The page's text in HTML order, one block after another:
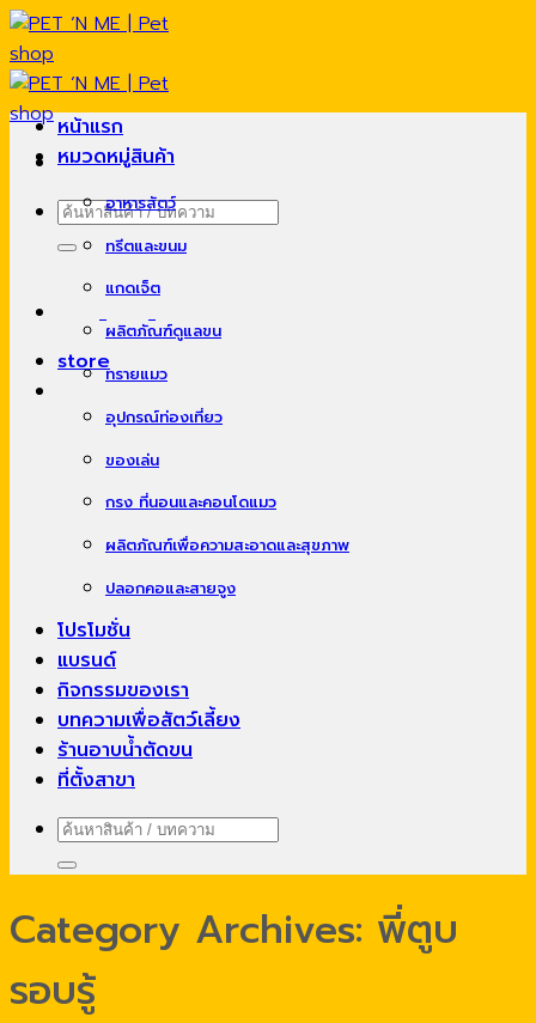
Skip
to
content
ค้นหา:
store
หน้าแรก
หมวดหมู่สินค้า
อาหารสัตว์
ทรีตและขนม
แกดเจ็ต
ผลิตภัณฑ์ดูแลขน
ทรายแมว
อุปกรณ์ท่องเที่ยว
ของเล่น
กรง ที่นอนและคอนโดแมว
ผลิตภัณฑ์เพื่อความสะอาดและสุขภาพ
ปลอกคอและสายจูง
โปรโมชั่น
แบรนด์
กิจกรรมของเรา
บทความเพื่อสัตว์เลี้ยง
ร้านอาบน้ำตัดขน
ที่ตั้งสาขา
ค้นหา:
Category Archives: พี่ตูบ
รอบรู้